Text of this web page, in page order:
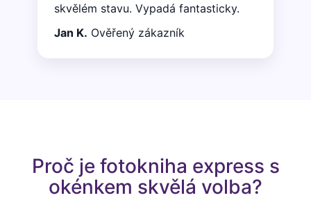
skvělém stavu. Vypadá fantasticky.
Jan K. Ověřený zákazník
Proč je fotokniha express s
okénkem skvělá volba?